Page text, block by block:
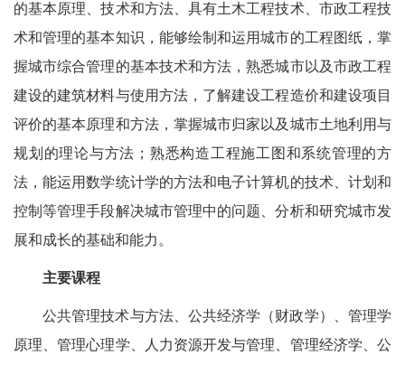
的基本原理、技术和方法、具有土木工程技术、市政工程技
术和管理的基本知识，能够绘制和运用城市的工程图纸，掌
握城市综合管理的基本技术和方法，熟悉城市以及市政工程
建设的建筑材料与使用方法，了解建设工程造价和建设项目
评价的基本原理和方法，掌握城市归家以及城市土地利用与
规划的理论与方法；熟悉构造工程施工图和系统管理的方
法，能运用数学统计学的方法和电子计算机的技术、计划和
控制等管理手段解决城市管理中的问题、分析和研究城市发
展和成长的基础和能力。
主要课程
公共管理技术与方法、公共经济学（财政学）、管理学
原理、管理心理学、人力资源开发与管理、管理经济学、公